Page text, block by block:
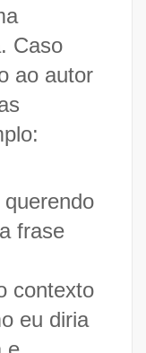
Caso
ao autor
frase
contexto
eu diria